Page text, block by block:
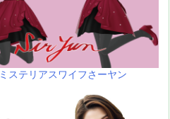
ステリアスワイフさーヤン